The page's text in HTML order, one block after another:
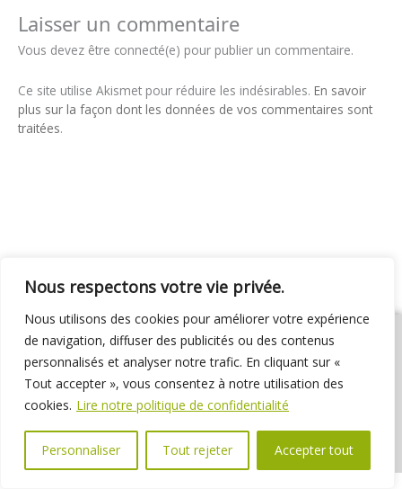
Nous respectons votre vie privée.
Nous utilisons des cookies pour améliorer votre expérience
de navigation, diffuser des publicités ou des contenus
personnalisés et analyser notre trafic. En cliquant sur «
Tout accepter », vous consentez à notre utilisation des
cookies. Lire notre politique de confidentialité
Personnaliser Tout rejeter Accepter tout
Laisser un commentaire
Vous devez être connecté(e) pour publier un commentaire.
Ce site utilise Akismet pour réduire les indésirables. En savoir
plus sur la façon dont les données de vos commentaires sont
traitées.
01 69 31 72 10 01 69 31 37 31
Nous contacter
Espace élus
Marchés publics Délibérations